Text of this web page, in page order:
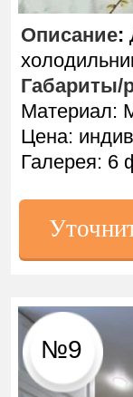
№9
Описание:
Габариты/
Материал:
Цена:
Галерея: 6